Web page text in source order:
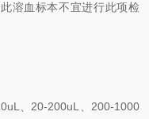
溶血标本不宜进行此项检
20-200uL
200-1000